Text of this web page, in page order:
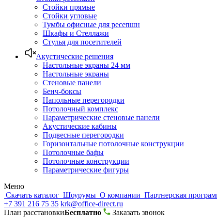
Стойки прямые
Стойки угловые
Тумбы офисные для ресепшн
Шкафы и Стеллажи
Стулья для посетителей
Акустические решения
Настольные экраны 24 мм
Настольные экраны
Стеновые панели
Бенч-боксы
Напольные перегородки
Потолочный комплекс
Параметрические стеновые панели
Акустические кабины
Подвесные перегородки
Горизонтальные потолочные конструкции
Потолочные бафы
Потолочные конструкции
Параметрические фигуры
Меню
Скачать каталог Шоурумы О компании Партнерская
+7 391 216 75 35 krk@office-direct.ru
План расстановкиБесплатно
Заказать звонок